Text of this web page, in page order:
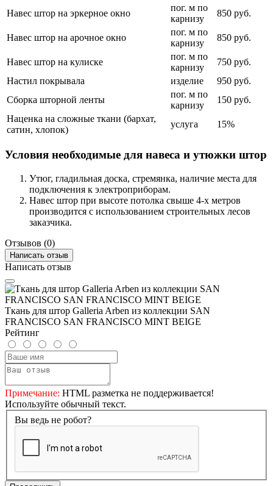
Навес штор на эркерное окно
пог. м по
карнизу
850 руб.
Навес штор на арочное окно
пог. м по
карнизу
850 руб.
Навес штор на кулиске
пог. м по
карнизу
750 руб.
Настил покрывала
изделие
950 руб.
Сборка шторной ленты
пог. м по
карнизу
150 руб.
Наценка на сложные ткани (бархат,
сатин, хлопок)
услуга 15%
Условия необходимые для навеса и утюжки штор
Утюг, гладильная доска, стремянка, наличие места для
подключения к электроприборам.
Навес штор при высоте потолка свыше 4-х метров
производится с использованием строительных лесов
заказчика.
Отзывов (0)
Написать отзыв
Написать отзыв
Ткань для штор Galleria Arben из коллекции SAN
FRANCISCO SAN FRANCISCO MINT BEIGE
Рейтинг
Примечание: HTML разметка не поддерживается!
Используйте обычный текст.
Вы ведь не робот?